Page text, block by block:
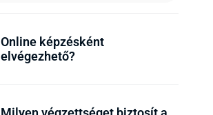
Online képzésként
elvégezhető?